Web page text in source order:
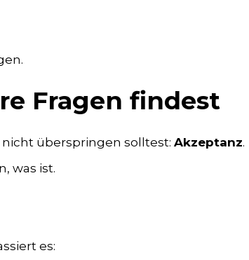
Fragen findest
überspringen solltest: Akzeptanz.
was ist.
es: